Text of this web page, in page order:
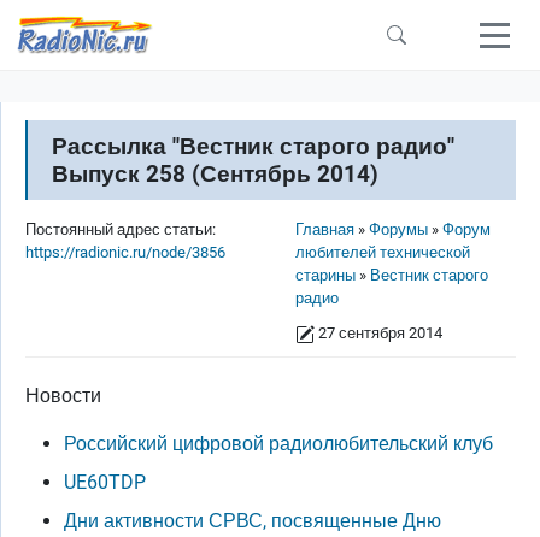
Перейти к основному содержанию
Рассылка "Вестник старого радио"
Выпуск 258 (Сентябрь 2014)
Строка навигации
Главная Форумы
Форум
любителей технической
старины
Вестник старого
радио
27 сентября 2014
Постоянный адрес статьи:
https://radionic.ru/node/3856
Новости
Российский цифровой радиолюбительский клуб
UE60TDP
Дни активности СРВС, посвященные Дню